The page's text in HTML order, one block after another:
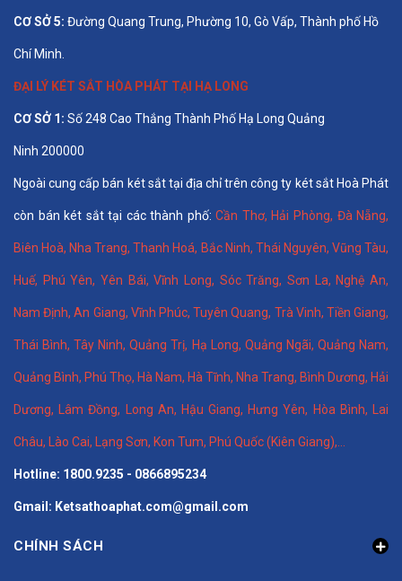
CƠ SỞ 5: Đường Quang Trung, Phường 10, Gò Vấp, Thành phố Hồ
Chí Minh.
ĐẠI LÝ KÉT SẮT HÒA PHÁT TẠI HẠ LONG
CƠ SỞ 1: Số 248 Cao Thắng Thành Phố Hạ Long Quảng
Ninh 200000
Ngoài cung cấp bán két sắt tại địa chỉ trên công ty két sắt Hoà Phát
còn bán két sắt tại các thành phố:Cần Thơ, Hải Phòng, Đà Nẵng,
Biên Hoà, Nha Trang,Thanh Hoá, Bắc Ninh, Thái Nguyên, Vũng Tàu,
Huế, Phú Yên,Yên Bái,Vĩnh Long, Sóc Trăng,Sơn La, Nghệ An,
Nam Định,An Giang, Vĩnh Phúc,Tuyên Quang, Trà Vinh, Tiền Giang,
Thái Bình,Tây Ninh,Quảng Trị, Hạ Long, Quảng Ngãi, Quảng Nam,
Quảng Bình, Phú Thọ, Hà Nam, Hà Tĩnh, Nha Trang, Bình Dương, Hải
Dương, Lâm Đồng, Long An, Hậu Giang, Hưng Yên, Hòa Bình, Lai
Châu, Lào Cai, Lạng Sơn, Kon Tum, Phú Quốc (Kiên Giang),...
Hotline: 1800.9235 - 0866895234
Gmail: Ketsathoaphat.com@gmail.com
CHÍNH SÁCH